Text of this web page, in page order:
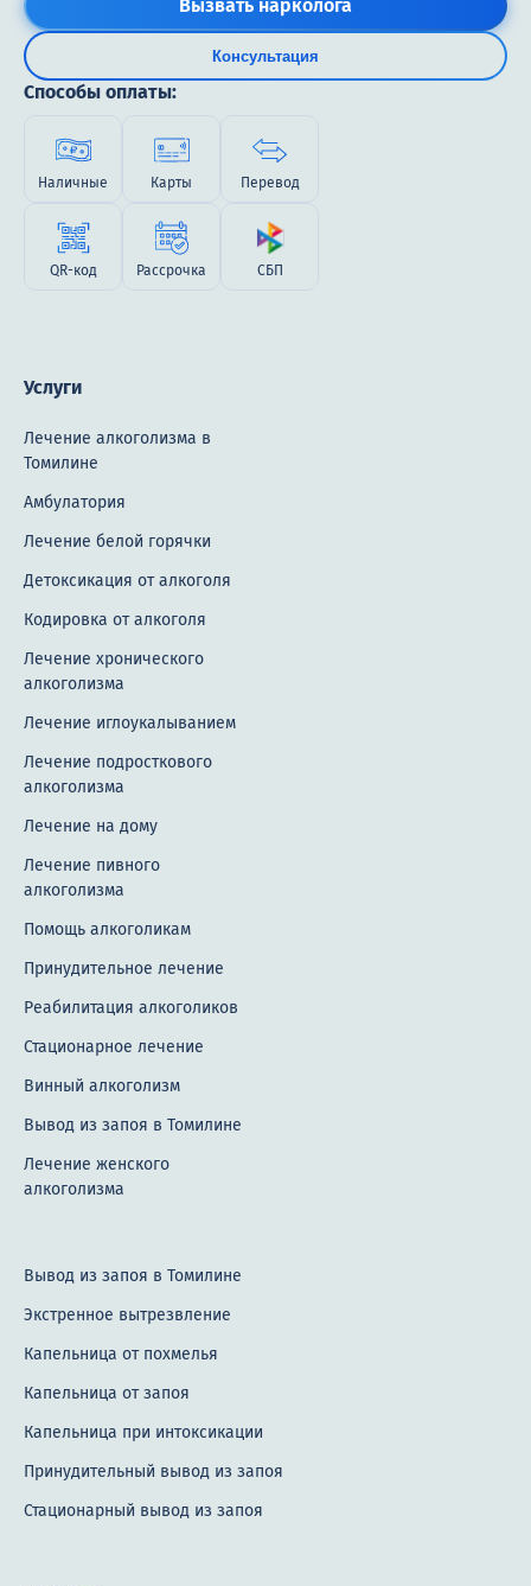
Вызвать нарколога
Консультация
Способы оплаты:
Наличные Карты Перевод
QR-код Рассрочка СБП
Услуги
Лечение алкоголизма в
Томилине
Амбулатория
Лечение белой горячки
Детоксикация от алкоголя
Кодировка от алкоголя
Лечение хронического
алкоголизма
Лечение иглоукалыванием
Лечение подросткового
алкоголизма
Лечение на дому
Лечение пивного
алкоголизма
Помощь алкоголикам
Принудительное лечение
Реабилитация алкоголиков
Стационарное лечение
Винный алкоголизм
Вывод из запоя в Томилине
Лечение женского
алкоголизма
Вывод из запоя в Томилине
Экстренное вытрезвление
Капельница от похмелья
Капельница от запоя
Капельница при интоксикации
Принудительный вывод из запоя
Стационарный вывод из запоя